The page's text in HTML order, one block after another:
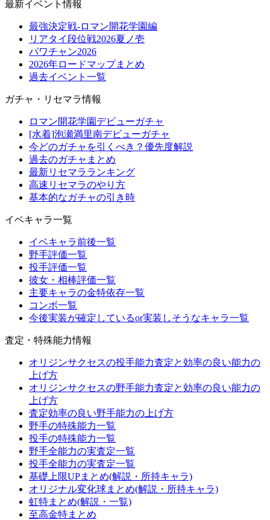
最新イベント情報
最強決定戦-ロマン開花学園編
リアタイ段位戦2026夏ノ壱
パワチャン2026
2026年ロードマップまとめ
過去イベント一覧
ガチャ・リセマラ情報
ロマン開花学園デビューガチャ
[水着]泡瀬満里南デビューガチャ
今どのガチャを引くべき？優先度解説
過去のガチャまとめ
最新リセマラランキング
高速リセマラのやり方
基本的なガチャの引き時
イベキャラ一覧
イベキャラ前後一覧
野手評価一覧
投手評価一覧
彼女・相棒評価一覧
主要キャラの金特依存一覧
コンボ一覧
今後実装が確定しているor実装しそうなキャラ一覧
査定・特殊能力情報
オリジンサクセスの投手能力査定と効率の良い能力の
上げ方
オリジンサクセスの野手能力査定と効率の良い能力の
上げ方
査定効率の良い野手能力の上げ方
野手の特殊能力一覧
投手の特殊能力一覧
野手全能力の実査定一覧
投手全能力の実査定一覧
基礎上限UPまとめ(解説・所持キャラ)
オリジナル変化球まとめ(解説・所持キャラ)
虹特まとめ(解説・一覧)
至高金特まとめ